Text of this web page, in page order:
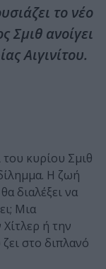
το νέο
Σμιθ ανοίγει
Αιγινίτου.
του κυρίου Σμιθ
Η ζωή
διαλέξει να
Μια
ή την
στο διπλανό